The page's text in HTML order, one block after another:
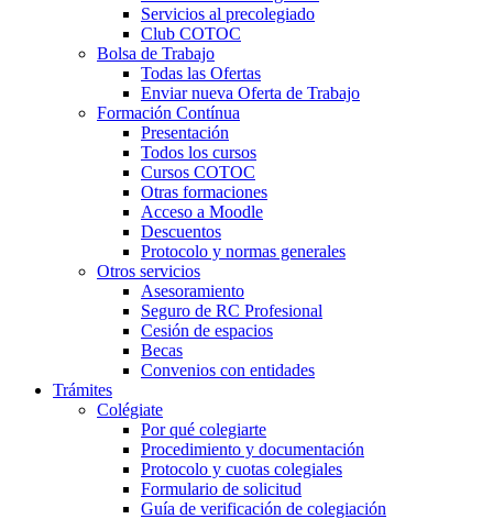
Servicios al precolegiado
Club COTOC
Bolsa de Trabajo
Todas las Ofertas
Enviar nueva Oferta de Trabajo
Formación Contínua
Presentación
Todos los cursos
Cursos COTOC
Otras formaciones
Acceso a Moodle
Descuentos
Protocolo y normas generales
Otros servicios
Asesoramiento
Seguro de RC Profesional
Cesión de espacios
Becas
Convenios con entidades
Trámites
Colégiate
Por qué colegiarte
Procedimiento y documentación
Protocolo y cuotas colegiales
Formulario de solicitud
Guía de verificación de colegiación